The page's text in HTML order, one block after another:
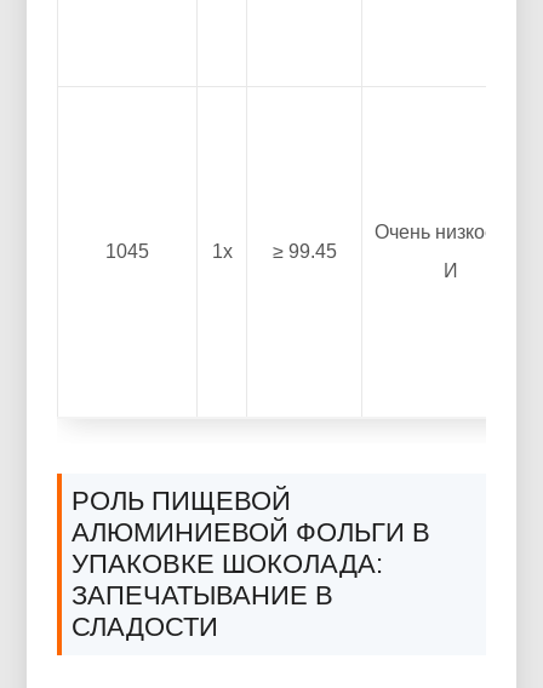
1045 1х ≥ 99.45
Очень низкое Fe,
И
РОЛЬ ПИЩЕВОЙ
АЛЮМИНИЕВОЙ ФОЛЬГИ В
УПАКОВКЕ ШОКОЛАДА:
ЗАПЕЧАТЫВАНИЕ В
СЛАДОСТИ